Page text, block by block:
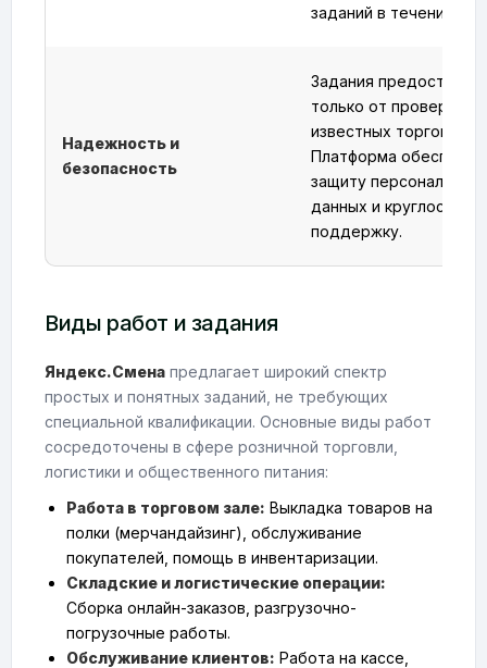
заданий в течение
Надежность и
безопасность
Задания
только от
известных торговых
Платформа
защиту персональных
данных и
поддержку.
Виды работ и задания
Яндекс.Смена предлагает широкий спектр
простых и понятных заданий, не требующих
специальной квалификации. Основные виды работ
сосредоточены в сфере розничной торговли,
логистики и общественного питания:
Работа в торговом зале: Выкладка товаров на
полки (мерчандайзинг), обслуживание
покупателей, помощь в инвентаризации.
Складские и логистические операции:
Сборка онлайн-заказов, разгрузочно-
погрузочные работы.
Обслуживание клиентов: Работа на кассе,